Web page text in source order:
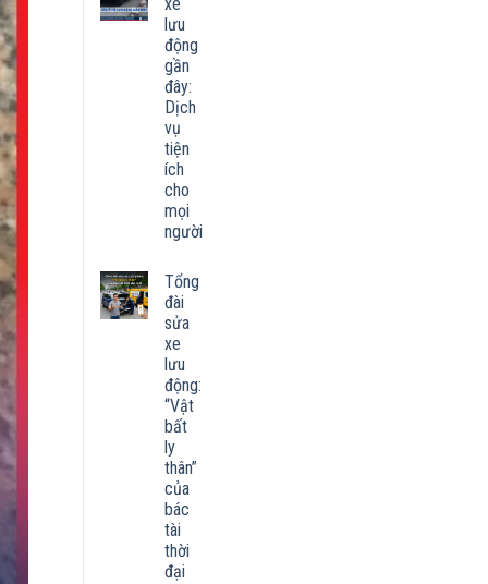
lưu
động
gần
đây:
Dịch
vụ
tiện
ích
cho
mọi
người
Tổng
đài
sửa
xe
lưu
động:
“Vật
bất
ly
thân”
của
bác
tài
thời
đại